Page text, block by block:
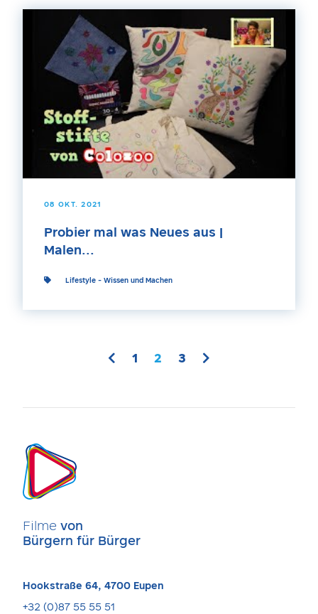
08 OKT. 2021
Probier mal was Neues aus |
Malen...
Lifestyle - Wissen und Machen
1 2 3
Filme von
Bürgern für Bürger
Hookstraße 64, 4700 Eupen
+32 (0)87 55 55 51